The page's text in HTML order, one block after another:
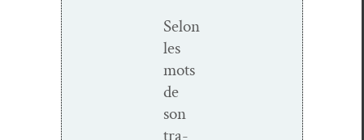
Selon
les
mots
de
son
tra­